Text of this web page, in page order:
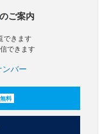
のご案内
できます
できます
バー
無料